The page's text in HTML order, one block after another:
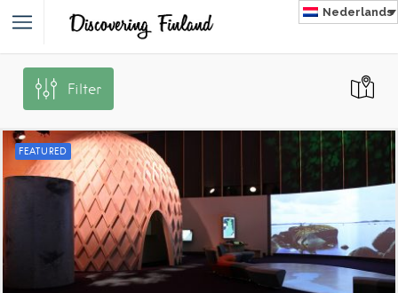
Nederlands
Filter
FEATURED